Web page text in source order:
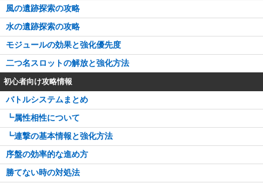
風の遺跡探索の攻略
水の遺跡探索の攻略
モジュールの効果と強化優先度
二つ名スロットの解放と強化方法
初心者向け攻略情報
バトルシステムまとめ
┗属性相性について
┗連撃の基本情報と強化方法
序盤の効率的な進め方
勝てない時の対処法